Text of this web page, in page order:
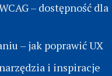
– dostępność dla
– jak poprawić UX
i inspiracje